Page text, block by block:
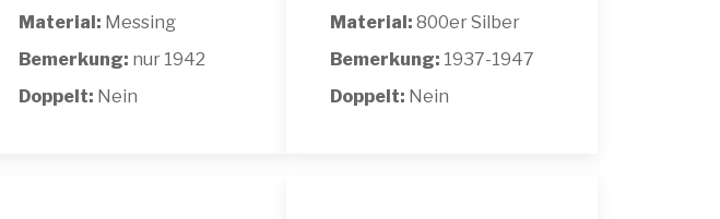
Material: Messing
Bemerkung: nur 1942
Doppelt: Nein
Material: 800er Silber
Bemerkung: 1937-1947
Doppelt: Nein